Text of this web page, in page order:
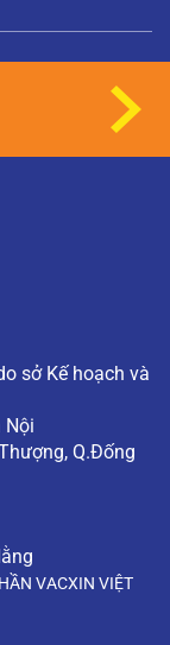
sở Kế hoạch và
Nội
Q.Đống
VACXIN VIỆT